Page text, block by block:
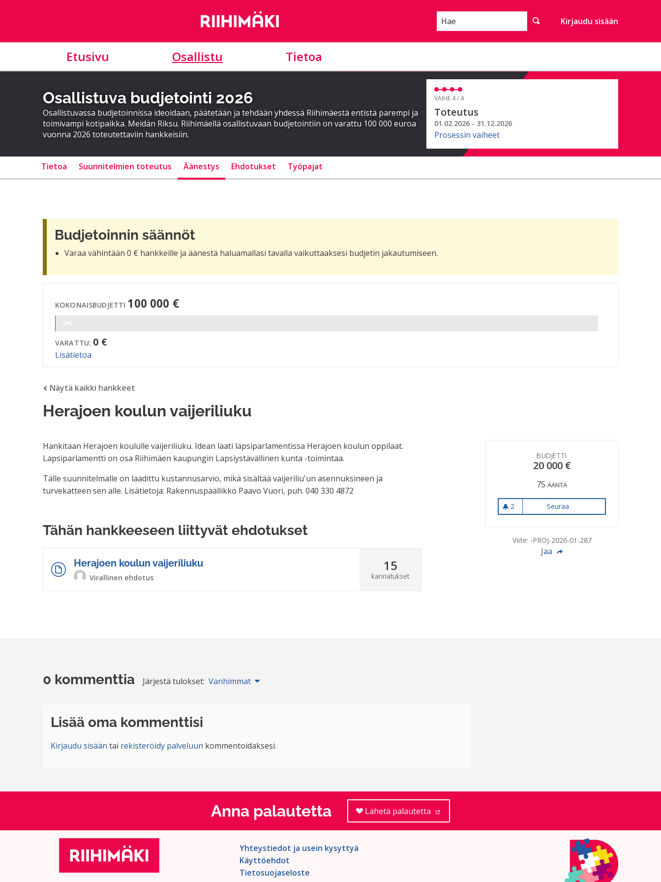
Hae Kirjaudu sisään
Etusivu Osallistu Tietoa
Osallistuva budjetointi 2026
Osallistuvassa budjetoinnissa ideoidaan, päätetään ja tehdään yhdessä Riihimäestä entistä parempi ja
toimivampi kotipaikka. Meidän Riksu. Riihimäellä osallistuvaan budjetointiin on varattu 100 000 euroa
vuonna 2026 toteutettaviin hankkeisiin.
VAIHE 4 / 4
Toteutus
01.02.2026 - 31.12.2026
Prosessin vaiheet
Tietoa Suunnitelmien toteutus Äänestys Ehdotukset Työpajat
Budjetoinnin säännöt
Varaa vähintään 0 € hankkeille ja äänestä haluamallasi tavalla vaikuttaaksesi budjetin jakautumiseen.
KOKONAISBUDJETTI 100 000 €
VARATTU: 0 €
Lisätietoa
Näytä kaikki hankkeet
Herajoen koulun vaijeriliuku
BUDJETTI
20 000 €
75 ÄÄNTÄ
2
2 seuraajaa
Seuraa
Viite: -PROJ-2026-01-287
Jaa
Hankitaan Herajoen koululle vaijeriliuku. Idean laati lapsiparlamentissa Herajoen koulun oppilaat.
Lapsiparlamentti on osa Riihimäen kaupungin Lapsiystävällinen kunta -toimintaa.
Tälle suunnitelmalle on laadittu kustannusarvio, mikä sisältää vaijeriliu'un asennuksineen ja
turvekatteen sen alle. Lisätietoja: Rakennuspäällikkö Paavo Vuori, puh. 040 330 4872
Tähän hankkeeseen liittyvät ehdotukset
Herajoen koulun vaijeriliuku
Virallinen ehdotus
15
kannatukset
0 kommenttia Järjestä tulokset: Vanhimmat
Lisää oma kommenttisi
Kirjaudu sisään tai rekisteröidy palveluun kommentoidaksesi.
Anna palautetta Lähetä palautetta
(Ulkoinen linkki)
Yhteystiedot ja usein kysyttyä
Käyttöehdot
Tietosuojaseloste